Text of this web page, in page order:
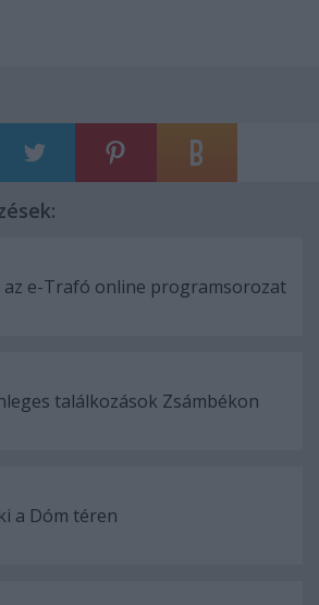
az e-Trafó online programsorozat
találkozások Zsámbékon
a Dóm téren